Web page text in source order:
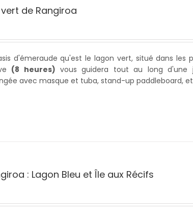
de Rangiroa
d'émeraude qu'est le lagon vert, situé dans les
(8 heures) vous guidera tout au long d'une
avec masque et tuba, stand-up paddleboard,
: Lagon Bleu et Île aux Récifs